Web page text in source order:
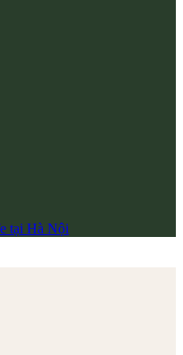
tại Hà Nội